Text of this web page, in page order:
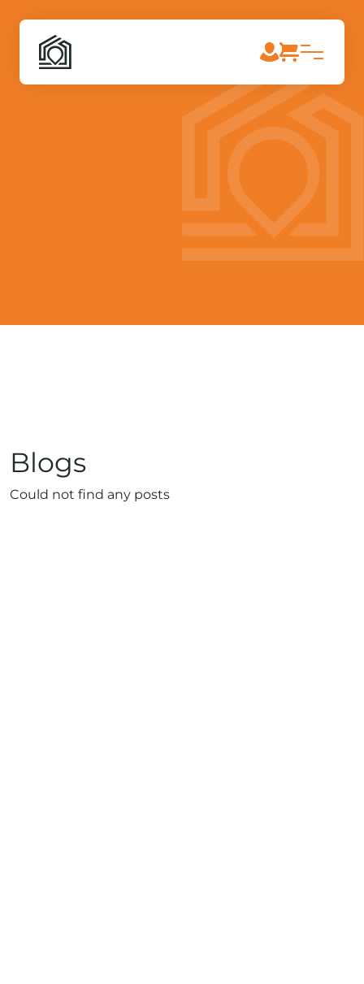
Blogs
Could not find any posts